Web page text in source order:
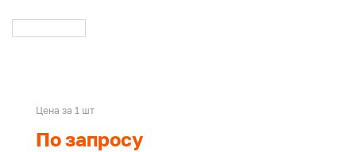
Цена за 1 шт
По запросу